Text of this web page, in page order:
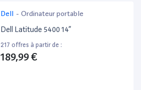
Dell - Ordinateur portable
Dell Latitude 5400 14”
217 offres à partir de :
189,99 €